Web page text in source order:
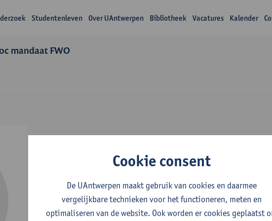
Studentenleven Over UAntwerpen Bibliotheek Vacatures Kalender
mandaat FWO
Over JorenCookie consent
De UAntwerpen maakt gebruik van cookies en daarmee
vergelijkbare technieken voor het functioneren, meten en
optimaliseren van de website. Ook worden er cookies geplaatst